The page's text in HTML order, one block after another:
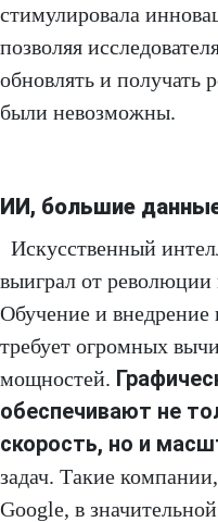
стимулировала
позволяя
обновлять и получать
были невозможны.
ИИ, большие
Искусственный
выиграл от революции
Обучение и внедрение
требует огромных
мощностей.
обеспечивают не
скорость, но и
задач. Такие
Google, в